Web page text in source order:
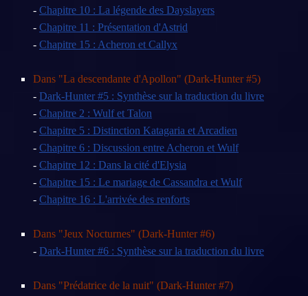
- Chapitre 10 : La légende des Dayslayers
- Chapitre 11 : Présentation d'Astrid
- Chapitre 15 : Acheron et Callyx
Dans "La descendante d'Apollon" (Dark-Hunter #5)
- Dark-Hunter #5 : Synthèse sur la traduction du livre
- Chapitre 2 : Wulf et Talon
- Chapitre 5 : Distinction Katagaria et Arcadien
- Chapitre 6 : Discussion entre Acheron et Wulf
- Chapitre 12 : Dans la cité d'Elysia
- Chapitre 15 : Le mariage de Cassandra et Wulf
- Chapitre 16 : L'arrivée des renforts
Dans "Jeux Nocturnes" (Dark-Hunter #6)
- Dark-Hunter #6 : Synthèse sur la traduction du livre
Dans "Prédatrice de la nuit" (Dark-Hunter #7)